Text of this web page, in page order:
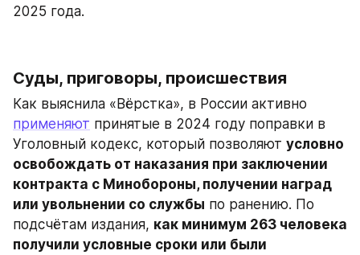
2025 года.
Суды, приговоры, происшествия
применяют принятые в 2024 году поправки в
Уголовный кодекс, который позволяют условно
освобождать от наказания при заключении
контракта с Минобороны, получении наград
или увольнении со службы по ранению. По
подсчётам издания, как минимум 263 человека
получили условные сроки или были